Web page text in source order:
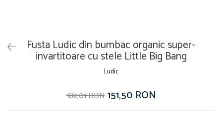
Fusta Ludic din bumbac organic super-
invartitoare cu stele Little Big Bang
Ludic
182,01 RON 151,50 RON